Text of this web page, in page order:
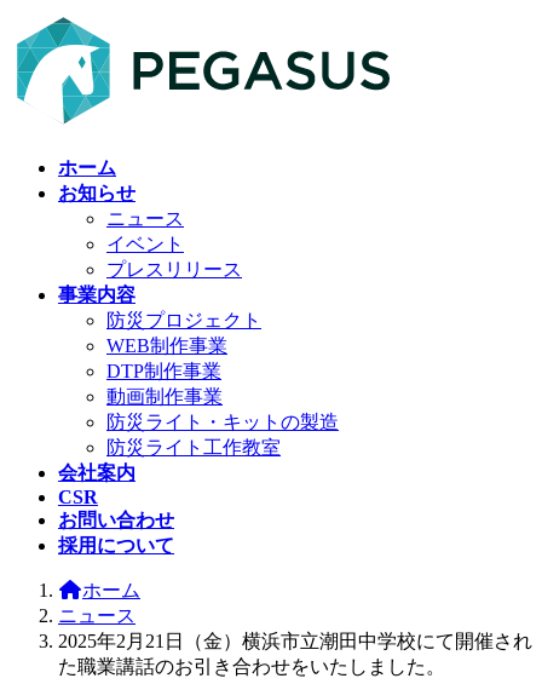
ン
テ
ン
ビ
ゲ
ー
ホーム
お知らせ
ニュース
イベント
プレスリリース
事業内容
防災プロジェクト
WEB制作事業
DTP制作事業
動画制作事業
防災ライト・キットの製造
防災ライト工作教室
会社案内
CSR
お問い合わせ
採用について
ホーム
ニュース
2025年2月21日（金）横浜市立潮田中学校にて開催され
た職業講話のお引き合わせをいたしました。